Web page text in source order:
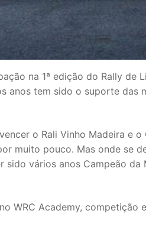
na 1ª edição do Rally de
anos tem sido o suporte das
o Rali Vinho Madeira e
muito pouco. Mas onde se
vários anos Campeão da
WRC Academy, competição